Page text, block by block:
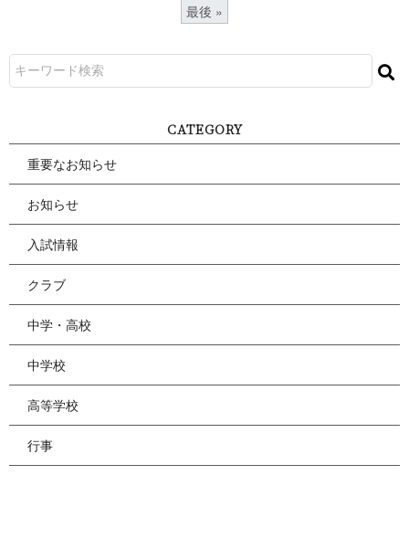
最後 »
CATEGORY
重要なお知らせ
お知らせ
入試情報
クラブ
中学・高校
中学校
高等学校
行事